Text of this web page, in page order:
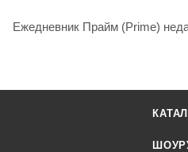
Ежедневник Прайм (Prime)